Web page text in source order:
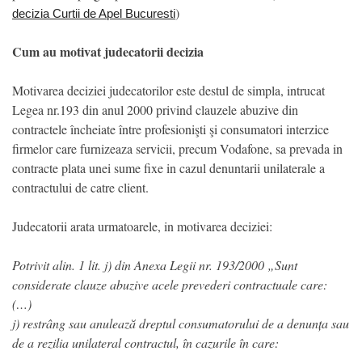
decizia Curtii de Apel Bucuresti)
Cum au motivat judecatorii decizia
Motivarea deciziei judecatorilor este destul de simpla, intrucat
Legea nr.193 din anul 2000 privind clauzele abuzive din
contractele încheiate între profesionişti şi consumatori interzice
firmelor care furnizeaza servicii, precum Vodafone, sa prevada in
contracte plata unei sume fixe in cazul denuntarii unilaterale a
contractului de catre client.
Judecatorii arata urmatoarele, in motivarea deciziei:
Potrivit alin. 1 lit. j) din Anexa Legii nr. 193/2000 „Sunt
considerate clauze abuzive acele prevederi contractuale care:
(…)
j) restrâng sau anulează dreptul consumatorului de a denunța sau
de a rezilia unilateral contractul, în cazurile în care: